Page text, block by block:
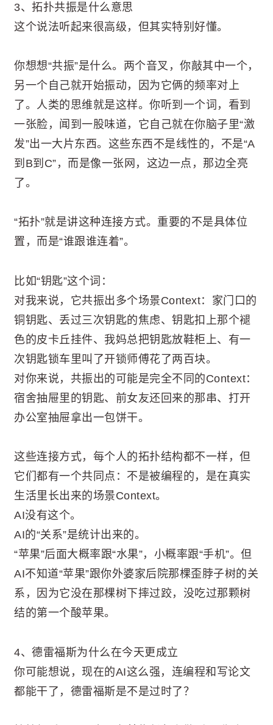
3、拓扑共振是什么意思
这个说法听起来很高级，但其实特别好懂。
你想想“共振”是什么。两个音叉，你敲其中一个，
另一个自己就开始振动，因为它俩的频率对上
了。人类的思维就是这样。你听到一个词，看到
一张脸，闻到一股味道，它自己就在你脑子里“激
发”出一大片东西。这些东西不是线性的，不是“A
到B到C”，而是像一张网，这边一点，那边全亮
了。
“拓扑”就是讲这种连接方式。重要的不是具体位
置，而是“谁跟谁连着”。
比如“钥匙”这个词：
对我来说，它共振出多个场景Context：家门口的
铜钥匙、丢过三次钥匙的焦虑、钥匙扣上那个褪
色的皮卡丘挂件、我妈总把钥匙放鞋柜上、有一
次钥匙锁车里叫了开锁师傅花了两百块。
对你来说，共振出的可能是完全不同的Context：
宿舍抽屉里的钥匙、前女友还回来的那串、打开
办公室抽屉拿出一包饼干。
这些连接方式，每个人的拓扑结构都不一样，但
它们都有一个共同点：不是被编程的，是在真实
生活里长出来的场景Context。
AI没有这个。
AI的“关系”是统计出来的。
“苹果”后面大概率跟“水果”，小概率跟“手机”。但
AI不知道“苹果”跟你外婆家后院那棵歪脖子树的关
系，因为它没在那棵树下摔过跤，没吃过那颗树
结的第一个酸苹果。
4、德雷福斯为什么在今天更成立
你可能想说，现在的AI这么强，连编程和写论文
都能干了，德雷福斯是不是过时了？